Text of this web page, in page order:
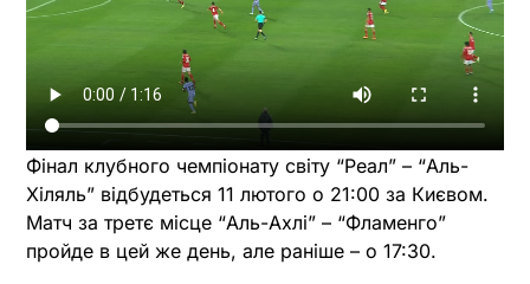
Фінал клубного чемпіонату світу “Реал” – “Аль-
Хіляль” відбудеться 11 лютого о 21:00 за Києвом.
Матч за третє місце “Аль-Ахлі” – “Фламенго”
пройде в цей же день, але раніше – о 17:30.